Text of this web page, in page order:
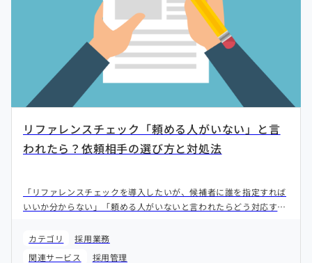
リファレンスチェック「頼める人がいない」と言
われたら？依頼相手の選び方と対処法
「リファレンスチェックを導入したいが、候補者に誰を指定すれば
いいか分からない」「頼める人がいないと言われたらどう対応すれ
キになることがあります。本記事では、リファレンス先の選定基準
カテゴリ
採用業務
関連サービス
採用管理